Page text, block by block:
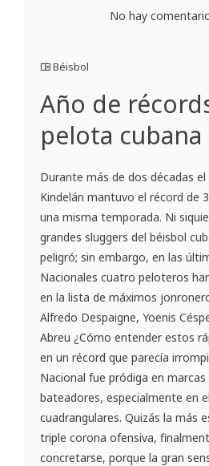
No hay
Béisbol
Año de
pelota cubana
Durante más de dos décadas
Kindelán mantuvo el récord de
una misma temporada. Ni
grandes sluggers del béisbol
peligró; sin embargo, en las
Nacionales cuatro peloteros
en la lista de máximos
Alfredo Despaigne, Yoenis
Abreu ¿Cómo entender estos
en un récord que parecía
Nacional fue pródiga en
bateadores, especialmente en
cuadrangulares. Quizás la más
triple corona ofensiva,
concretarse, porque la gran